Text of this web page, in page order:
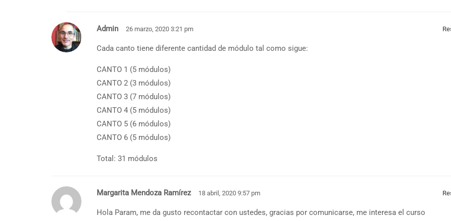
Admin 26 marzo, 2020 3:21 pm
Cada canto tiene diferente cantidad de módulo tal como sigue:
CANTO 1 (5 módulos)
CANTO 2 (3 módulos)
CANTO 3 (7 módulos)
CANTO 4 (5 módulos)
CANTO 5 (6 módulos)
CANTO 6 (5 módulos)
Total: 31 módulos
Margarita Mendoza Ramírez 18 abril, 2020 9:57 pm
Hola Param, me da gusto recontactar con ustedes, gracias por comunicarse, me interesa el curso